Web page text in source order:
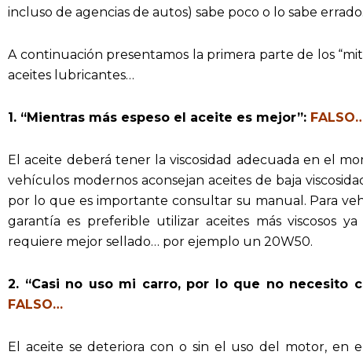
incluso de agencias de autos) sabe poco o lo sabe errado.
A continuación presentamos la primera parte de los
aceites lubricantes…
1. “Mientras más espeso el aceite es mejor”:
El aceite deberá tener la viscosidad adecuada en el
vehículos modernos aconsejan aceites de baja
por lo que es importante consultar su manual. Para
garantía es preferible utilizar aceites más viscosos
requiere mejor sellado… por ejemplo un 20W50.
2. “Casi no uso mi carro, por lo que no necesito
FALSO…
El aceite se deteriora con o sin el uso del motor, en